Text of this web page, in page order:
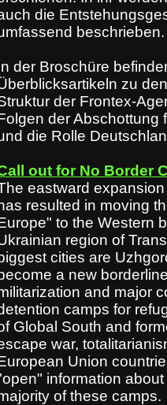
die
beschrieben.
der Broschüre
zu
der Frontex-
der Abschottung
die Rolle
out for No Border
eastward
has resulted in moving
to the Western
region of
biggest cities are
become a new
and major
camps for
Global South and
war,
Union
information
of these camps.